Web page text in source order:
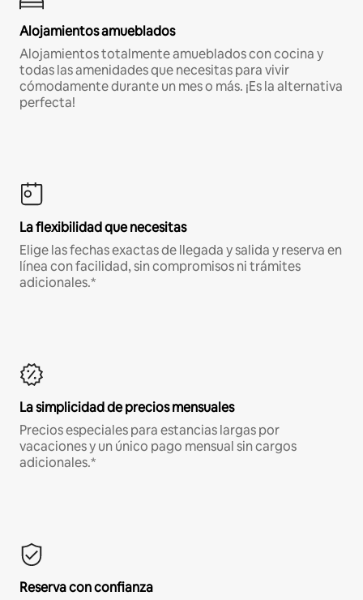
Alojamientos amueblados
Alojamientos totalmente amueblados con cocina y
todas las amenidades que necesitas para vivir
cómodamente durante un mes o más. ¡Es la alternativa
perfecta!
La flexibilidad que necesitas
Elige las fechas exactas de llegada y salida y reserva en
línea con facilidad, sin compromisos ni trámites
adicionales.*
La simplicidad de precios mensuales
Precios especiales para estancias largas por
vacaciones y un único pago mensual sin cargos
adicionales.*
Reserva con confianza